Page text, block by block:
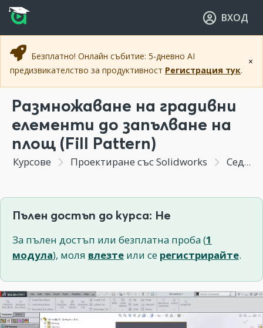
Прескочи към основното съдържание
Прескочи към навигацията
ВХОД
×
Безплатно! Онлайн събитие: 5-дневно AI
предизвикателство за продуктивност Регистрация тук.
Размножаване на градивни
елементи до запълване на
площ (Fill Pattern)
Курсове Проектиране със Solidworks Седмица 4 - Създаване на тримерни градивни елементи
Пълен достъп до курса: Не
За пълен достъп или безплатна проба (1
модула), моля влезте или се регистрирайте.